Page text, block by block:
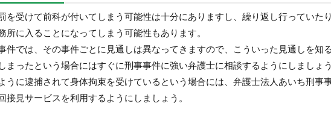
を受けて前科が付いてしまう可能性は十分にありますし、繰り返し行っていた
所に入ることになってしまう可能性もあります。
件では、その事件ごとに見通しは異なってきますので、こういった見通しを知
まったという場合にはすぐに刑事事件に強い弁護士に相談するようにしましょう
うに逮捕されて身体拘束を受けているという場合には、弁護士法人あいち刑事
接見サービスを利用するようにしましょう。